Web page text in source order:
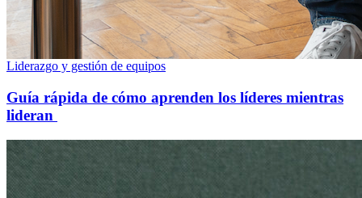
Liderazgo y gestión de equipos
Guía rápida de cómo aprenden los líderes mientras
lideran